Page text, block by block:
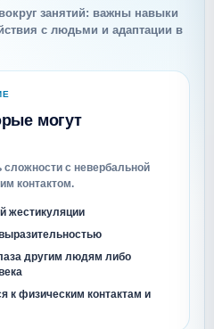
занятий: важны навыки
с людьми и адаптации в
могут
с невербальной
контактом.
жестикуляции
другим людям либо
к физическим контактам и